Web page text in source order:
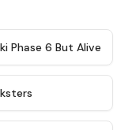
★ 4.9
Phase 6 But Alive